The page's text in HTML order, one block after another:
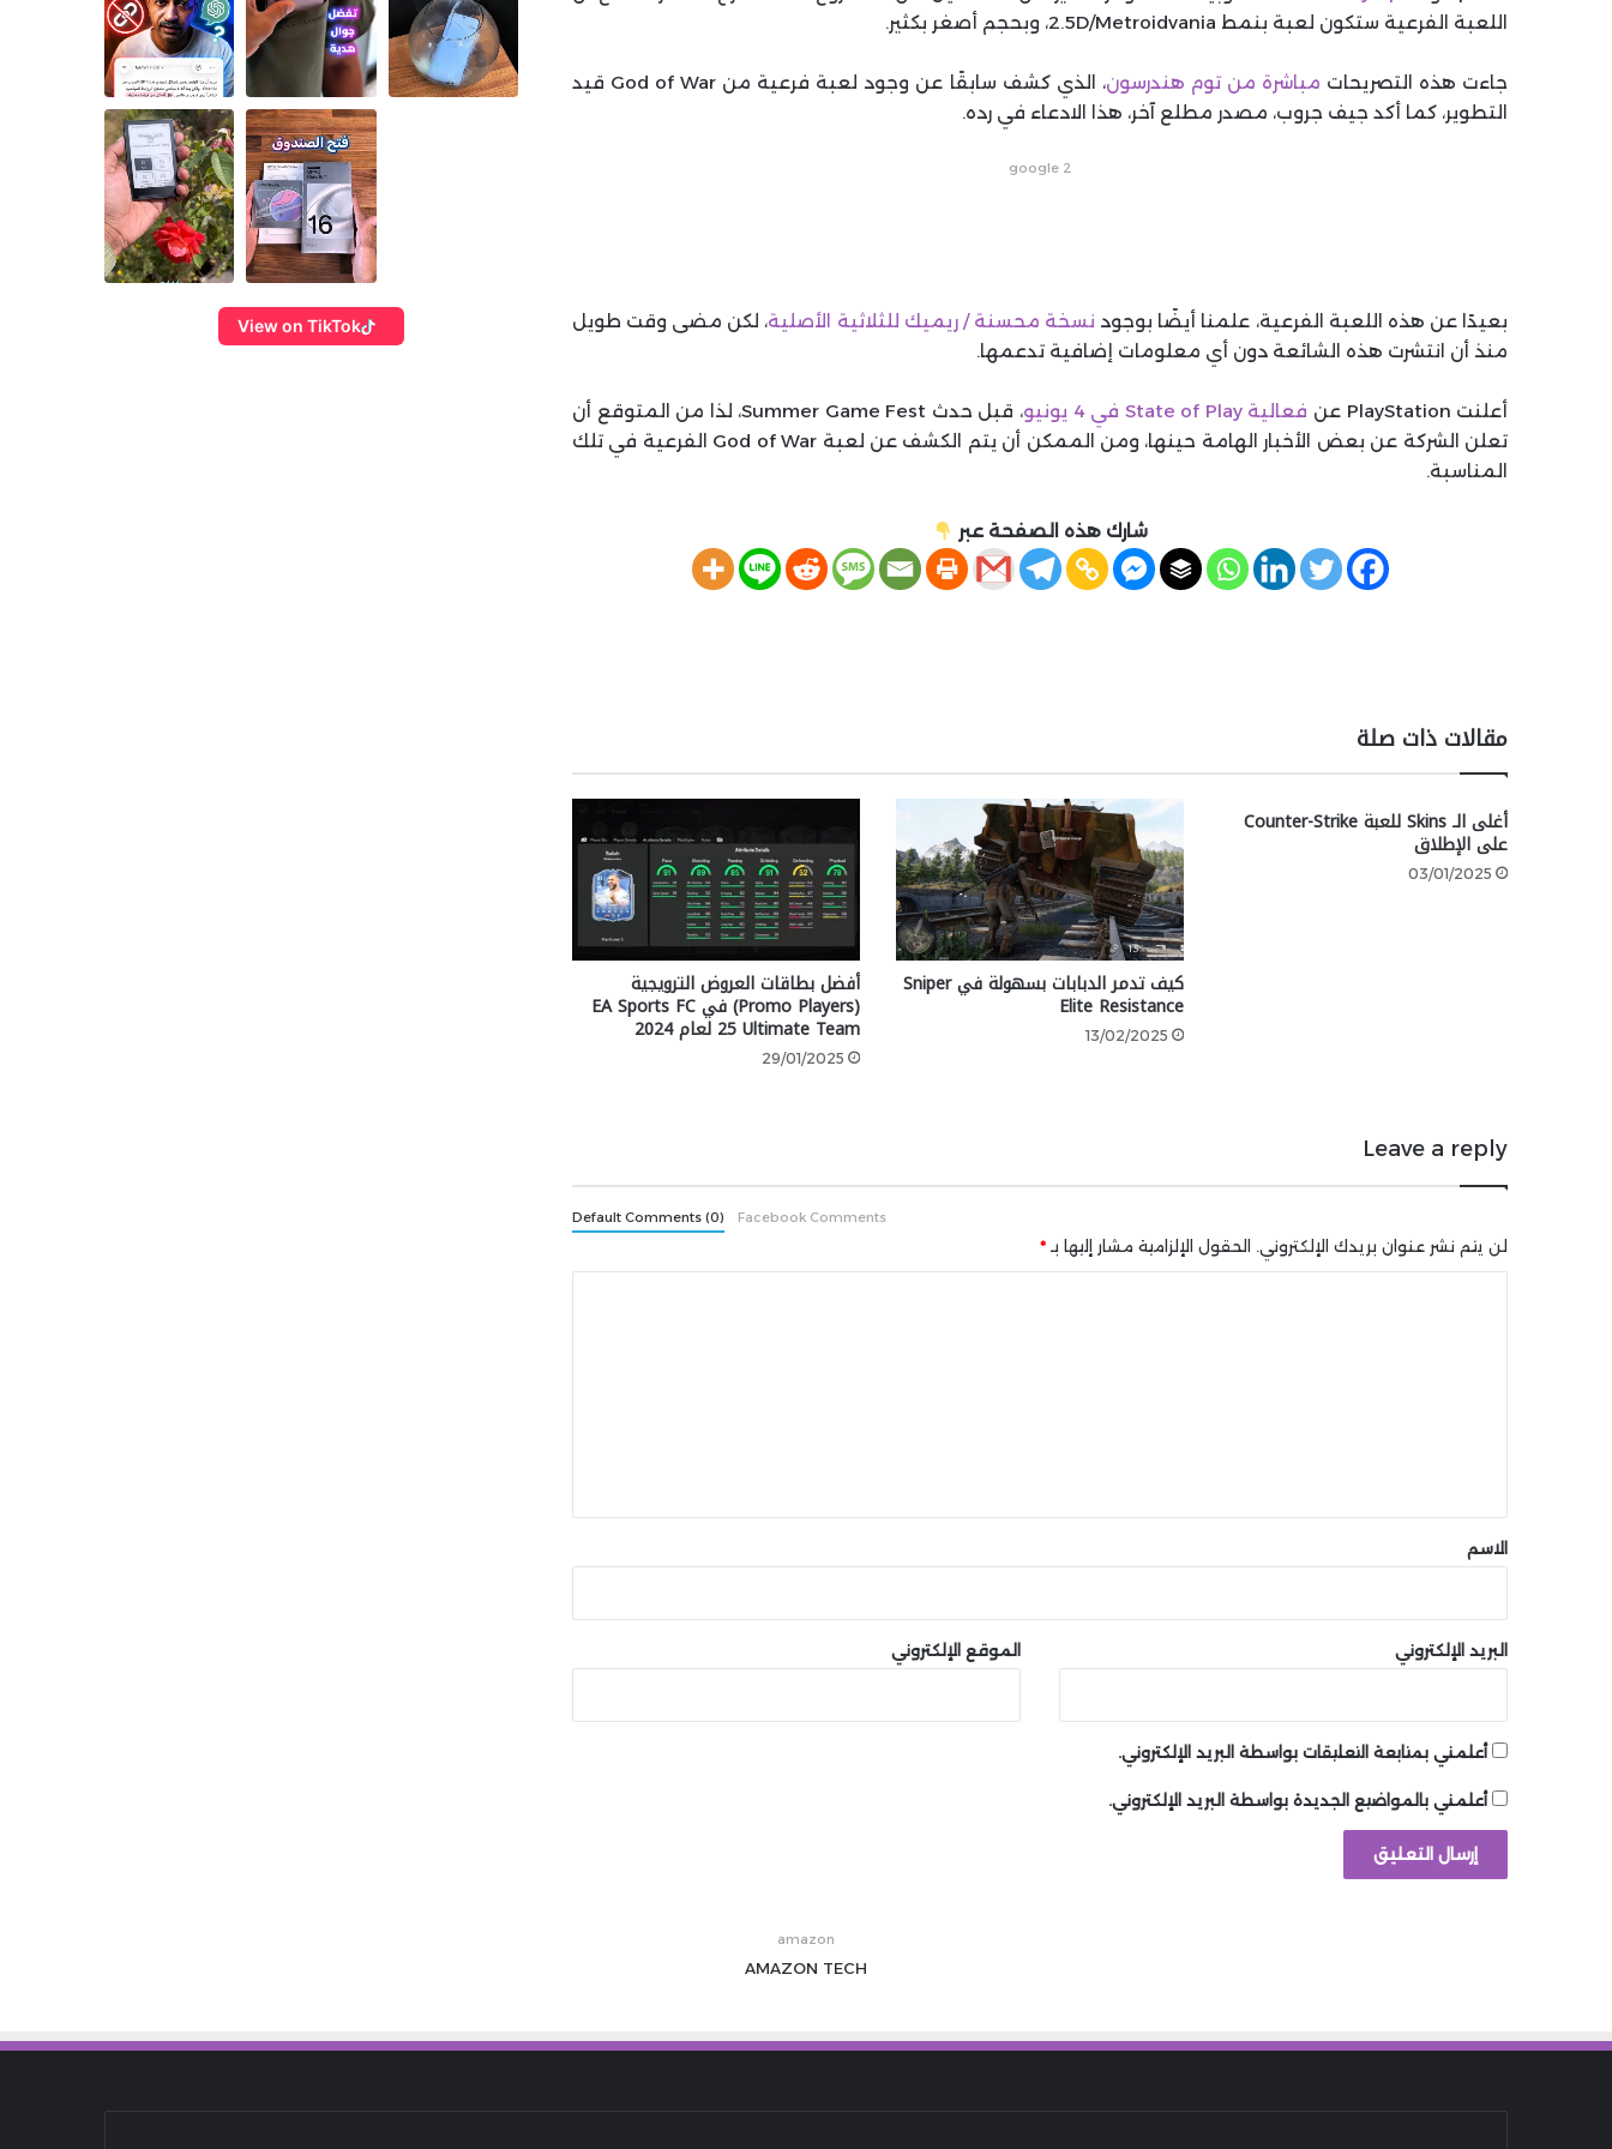
اللعبة الفرعية ستكون لعبة بنمط 2.5D/Metroidvania، وبحجم أصغر بكثير.
جاءت هذه التصريحات مباشرة من توم هندرسون
، الذي كشف سابقًا عن وجود لعبة فرعية من God of War قيد
التطوير، كما أكد جيف جروب، مصدر مطلع آخر، هذا الادعاء في رده.
google 2
بعيدًا عن هذه اللعبة الفرعية، علمنا أيضًا بوجود نسخة محسنة / ريميك للثلاثية الأصلية، لكن مضى وقت طويل
منذ أن انتشرت هذه الشائعة دون أي معلومات إضافية تدعمها.
أعلنت PlayStation عن فعالية State of Play في 4 يونيو
، قبل حدث Summer Game Fest، لذا من المتوقع أن
تعلن الشركة عن بعض الأخبار الهامة حينها، ومن الممكن أن يتم الكشف عن لعبة God of War الفرعية في تلك
المناسبة.
شارك هذه الصفحة عبر
مقالات ذات صلة
أغلى الـ Skins للعبة Counter-Strike
على الإطلاق
03/01/2025
كيف تدمر الدبابات بسهولة في Sniper
Elite Resistance
13/02/2025
أفضل بطاقات العروض الترويجية
(Promo Players) في EA Sports FC
25 Ultimate Team لعام 2024
29/01/2025
Leave a reply
Default Comments (0) Facebook Comments
لن يتم نشر عنوان بريدك الإلكتروني. الحقول الإلزامية مشار إليها بـ*
*الاسم
البريد الإلكتروني الموقع الإلكتروني
أعلمني بمتابعة التعليقات بواسطة البريد الإلكتروني.
أعلمني بالمواضيع الجديدة بواسطة البريد الإلكتروني.
View on TikTok
amazon
AMAZON TECH